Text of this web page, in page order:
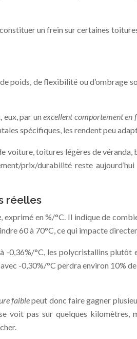
un frein sur certaines
poids, de flexibilité ou d’ombrage
eux, par unexcellent comportement en
spécifiques, les rendent peu
voiture, toitures légères de
prix/durabilité reste
réelles
, exprimé en %/°C. Il indique de
60 à 70°C, ce qui impacte
°C, les polycristallins plutôt
-0,30%/°C perdra environ 10%
faiblepeut donc faire gagner
voit pas sur quelques